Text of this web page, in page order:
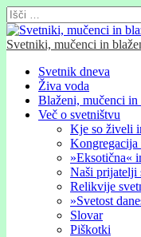
Išči:
Svetniki, mučenci in
Glavni
meni
Skip
content
Svetnik dneva
Živa voda
Blaženi, mučenci in
Več o svetništvu
Kje so živeli
Kongregacija
»Eksotična«
Naši prijatelji
Relikvije
»Svetost
Slovar
Piškotki